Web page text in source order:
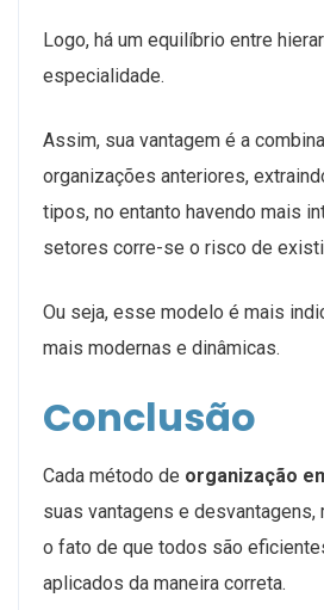
Logo, há um equilíbrio entre
especialidade.
Assim, sua vantagem é a
organizações anteriores,
tipos, no entanto havendo mais
setores corre-se o risco de
Ou seja, esse modelo é mais
mais modernas e dinâmicas.
Conclusão
Cada método de organização
suas vantagens e
o fato de que todos são
aplicados da maneira correta.